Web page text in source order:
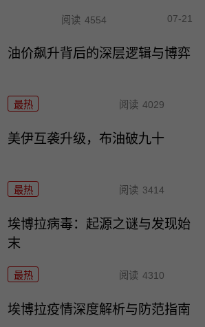
阅读 4554 07-21
油价飙升背后的深层逻辑与博弈
最热 阅读 4029
美伊互袭升级，布油破九十
最热 阅读 3414
埃博拉病毒：起源之谜与发现始
末
最热 阅读 4310
埃博拉疫情深度解析与防范指南